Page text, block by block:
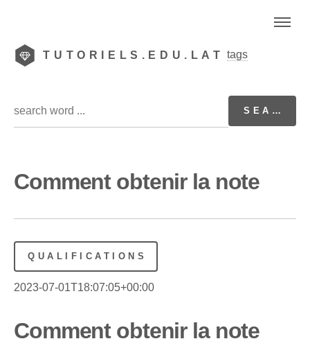
TUTORIELS.EDU.LAT tags
Comment obtenir la note
QUALIFICATIONS
2023-07-01T18:07:05+00:00
Comment obtenir la note